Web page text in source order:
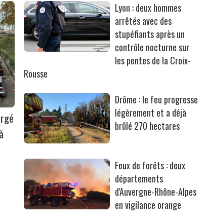
Lyon : deux hommes
arrêtés avec des
stupéfiants après un
contrôle nocturne sur
les pentes de la Croix-
Rousse
Drôme : le feu progresse
légèrement et a déjà
brûlé 270 hectares
Feux de forêts : deux
départements
d'Auvergne-Rhône-Alpes
en vigilance orange